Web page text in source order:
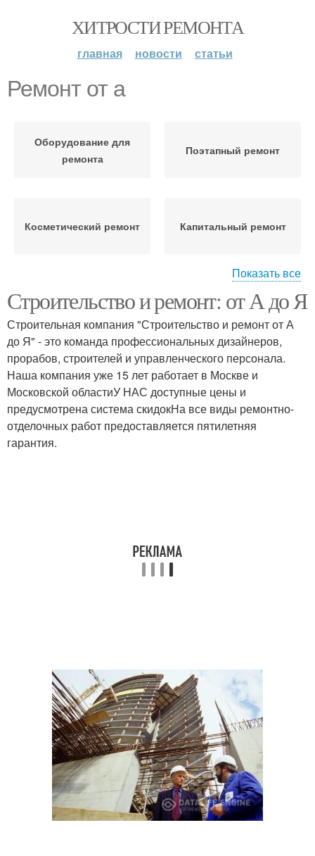
ХИТРОСТИ РЕМОНТА
главная новости статьи
Ремонт от а
Оборудование для
ремонта
Поэтапный ремонт
Косметический ремонт Капитальный ремонт
Квартиры к ремонту Советы по ремонту
Ремонт в старой
квартире
Показать все
Строительство и ремонт: от А до Я
Строительная компания "Строительство и ремонт от А
до Я" - это команда профессиональных дизайнеров,
прорабов, строителей и управленческого персонала.
Наша компания уже 15 лет работает в Москве и
Московской областиУ НАС доступные цены и
предусмотрена система скидокНа все виды ремонтно-
отделочных работ предоставляется пятилетняя
гарантия.